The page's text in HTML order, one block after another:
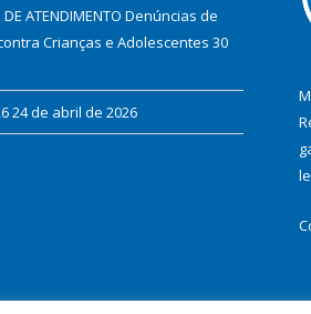
DE ATENDIMENTO Denúncias de
Crianças e Adolescentes 30
24 de abril de 2026